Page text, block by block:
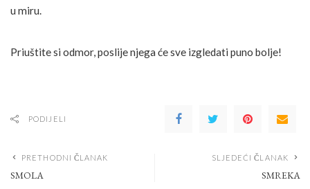
u miru.
Priuštite si odmor, poslije njega će sve izgledati puno bolje!
PODIJELI
PRETHODNI ČLANAK
SMOLA
SLJEDEĆI ČLANAK
SMREKA